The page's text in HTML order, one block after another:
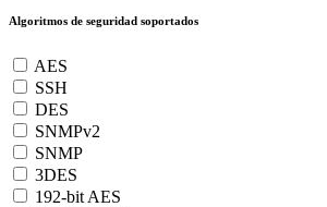
Algoritmos de seguridad soportados
AES
SSH
DES
SNMPv2
SNMP
3DES
192-bit AES